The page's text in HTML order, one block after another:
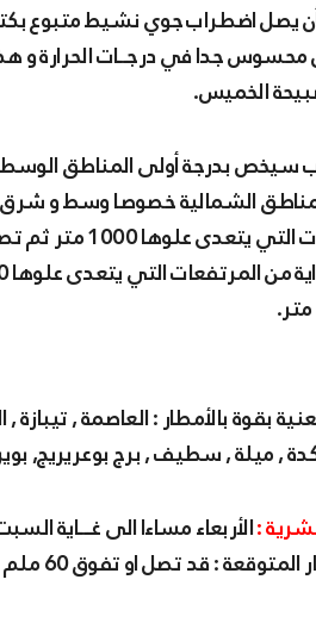
جدا في درجــات الحرارة و
الخميس.
سيخص بدرجة أولى المناطق
الشمالية خصوصا وسط و شرق
من
بقوة بالأمطار : العاصمة ,
, ميلة , سطيف , برج بوعريريج,
:الأربعاء مساءا الى غـــاية
: قد تصل او تفوق 60 ملم محليا .